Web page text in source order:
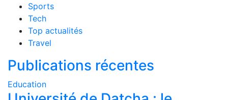
Sports
Tech
Top actualités
Travel
Publications récentes
Education